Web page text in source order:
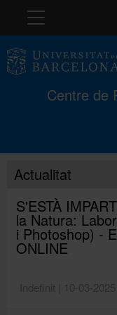
Navegació
Centre de
Actualitat
S'ESTÀ
la Natura:
i Photoshop) -
ONLINE
Indefinit | 10-03-2025